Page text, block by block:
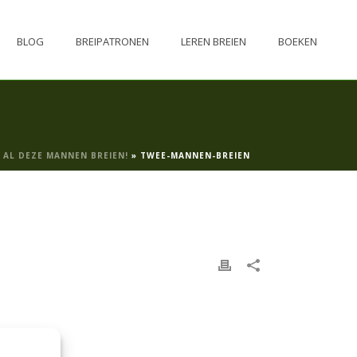
BLOG BREIPATRONEN LEREN BREIEN BOEKEN
DEZE MANNEN BREIEN! » TWEE-MANNEN-BREIEN